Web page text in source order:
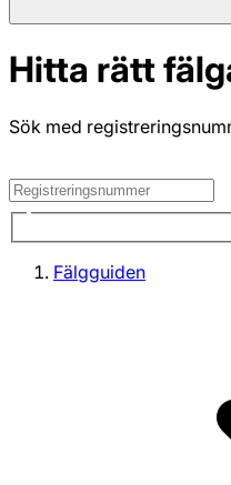
Hitta rätt
Sök med
Fälgguiden